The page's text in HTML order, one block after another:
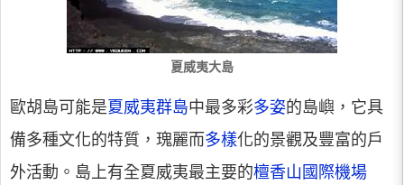
夏威夷大島
歐胡島可能是夏威夷群島中最多彩多姿的島嶼，它具
備多種文化的特質，瑰麗而多樣化的景觀及豐富的戶
外活動。島上有全夏威夷最主要的檀香山國際機場